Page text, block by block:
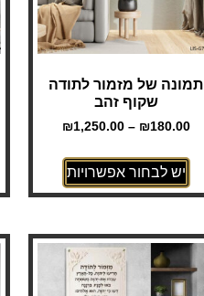
תמונה של מזמור לתודה
שקוף זהב
₪180.00
–
₪1,250.00
יש לבחור אפשרויות